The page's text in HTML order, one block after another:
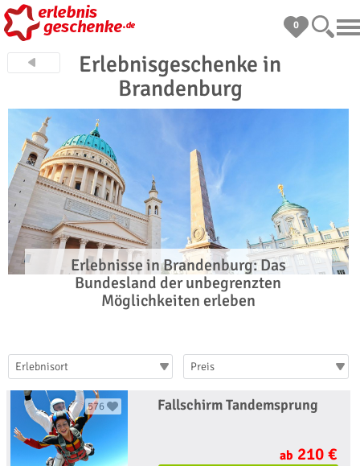
0
Erlebnisgeschenke in
Brandenburg
Erlebnisse in Brandenburg: Das
Bundesland der unbegrenzten
Möglichkeiten erleben
Erlebnisort Preis
576 Fallschirm Tandemsprung
ab 210 €